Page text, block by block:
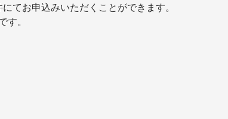
てお申込みいただくことができます。
す。